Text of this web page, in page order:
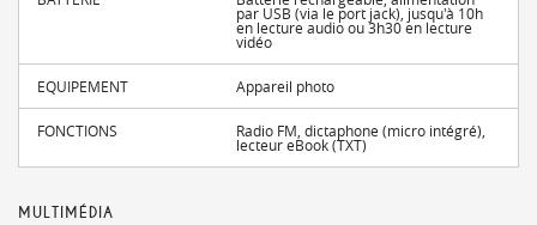
par USB (via le port jack), jusqu'à 10h
en lecture audio ou 3h30 en lecture
vidéo
EQUIPEMENT Appareil photo
FONCTIONS Radio FM, dictaphone (micro intégré),
lecteur eBook (TXT)
MULTIMÉDIA